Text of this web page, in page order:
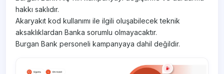
hakkı saklıdır.
Akaryakıt kod kullanımı ile ilgili oluşabilecek teknik
aksaklıklardan Banka sorumlu olmayacaktır.
Burgan Bank personeli kampanyaya dahil değildir.